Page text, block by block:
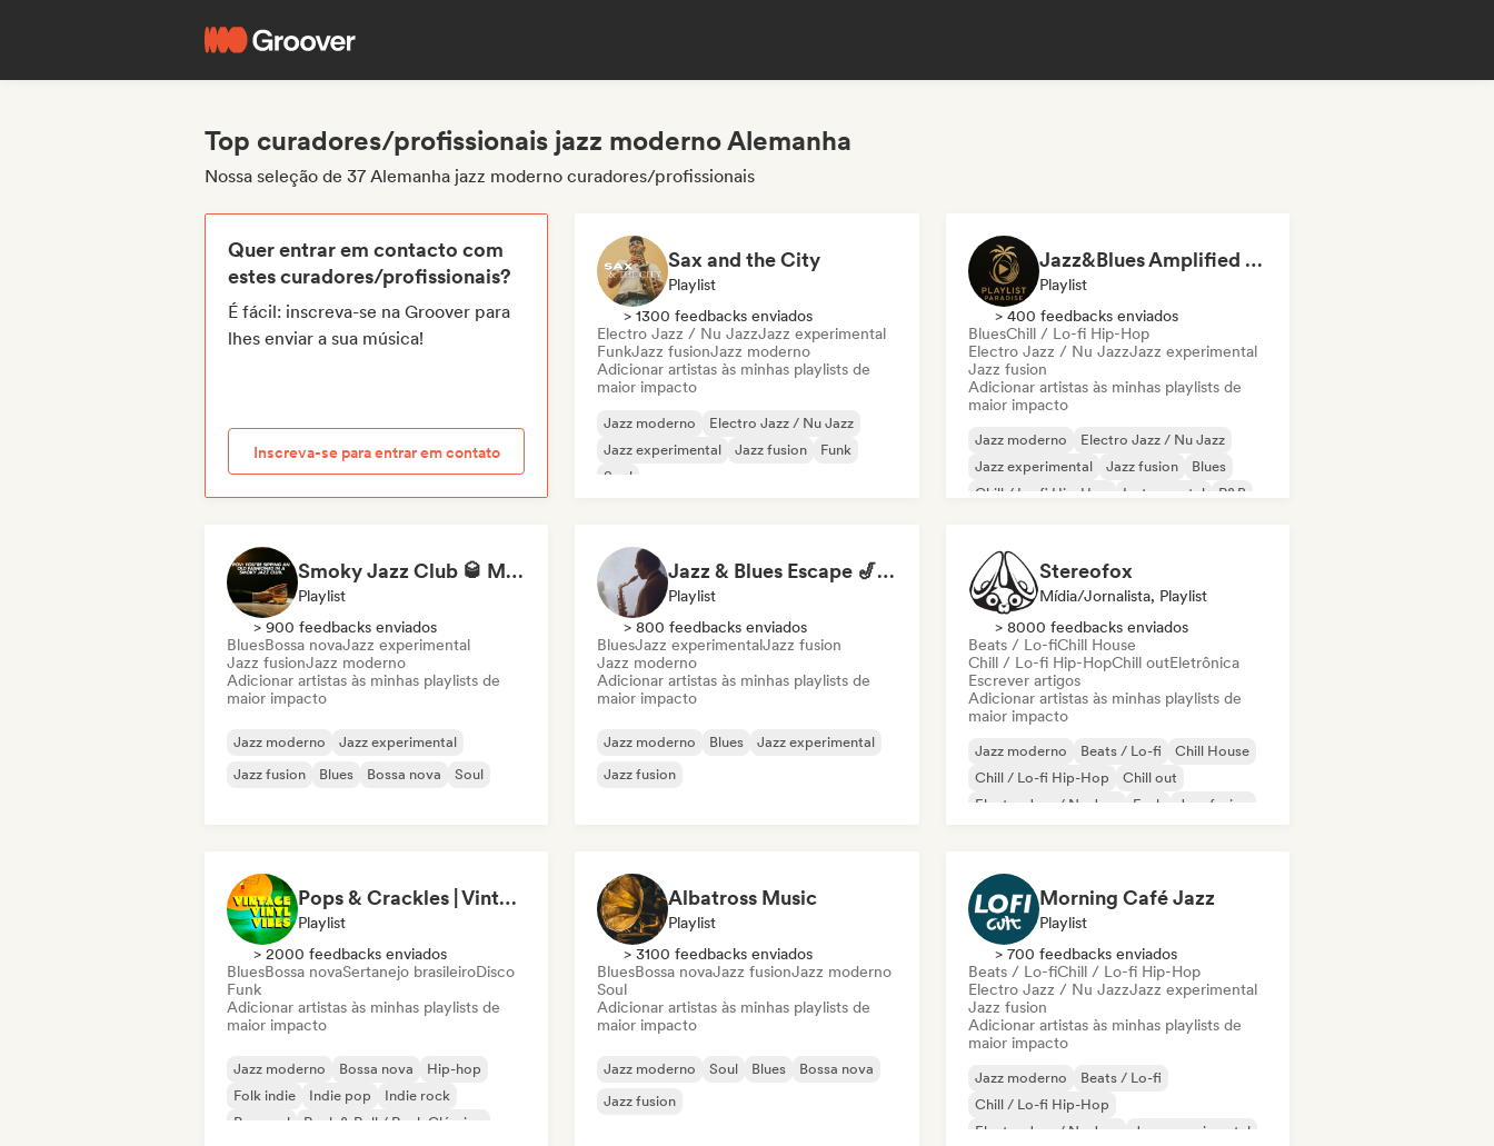
Top curadores/profissionais jazz moderno Alemanha
Nossa seleção de 37 Alemanha jazz moderno curadores/profissionais
Quer entrar em contacto com
estes curadores/profissionais?
É fácil: inscreva-se na Groover para
lhes enviar a sua música!
Inscreva-se para entrar em contato
Sax and the City
Playlist
> 1300 feedbacks enviados
Electro Jazz / Nu JazzJazz experimental
FunkJazz fusionJazz moderno
Adicionar artistas às minhas playlists de
maior impacto
Jazz moderno
Electro Jazz / Nu Jazz
Jazz experimental
Jazz fusion
Funk
Soul
Jazz&Blues Amplified by Playlist Paradise
Playlist
> 400 feedbacks enviados
BluesChill / Lo-fi Hip-Hop
Electro Jazz / Nu JazzJazz experimental
Jazz fusion
Adicionar artistas às minhas playlists de
maior impacto
Jazz moderno
Electro Jazz / Nu Jazz
Jazz experimental
Jazz fusion
Blues
Chill / Lo-fi Hip-Hop
Instrumental R&B
Smoky Jazz Club 🥃 Modern Jazz & Jazz Fusion to Sip an Old Fashioned to
Playlist
> 900 feedbacks enviados
BluesBossa novaJazz experimental
Jazz fusionJazz moderno
Adicionar artistas às minhas playlists de
maior impacto
Jazz moderno
Jazz experimental
Jazz fusion
Blues Bossa nova Soul
Jazz & Blues Escape 🎷 Vocal Jazz, Soul Blues & Classic Standards
Playlist
> 800 feedbacks enviados
BluesJazz experimentalJazz fusion
Jazz moderno
Adicionar artistas às minhas playlists de
maior impacto
Jazz moderno Blues
Jazz experimental
Jazz fusion
Stereofox
Mídia/Jornalista, Playlist
> 8000 feedbacks enviados
Beats / Lo-fiChill House
Chill / Lo-fi Hip-HopChill outEletrônica
Escrever artigos
Adicionar artistas às minhas playlists de
maior impacto
Jazz moderno Beats / Lo-fi
Chill House
Chill / Lo-fi Hip-Hop
Chill out
Electro Jazz / Nu Jazz
Funk Jazz fusion
Pops & Crackles | Vintage Vinyl Vibes
Playlist
> 2000 feedbacks enviados
BluesBossa novaSertanejo brasileiroDisco
Funk
Adicionar artistas às minhas playlists de
maior impacto
Jazz moderno Bossa nova
Hip-hop
Folk indie
Indie pop
Indie rock
Pop soul
Rock & Roll / Rock Clássico
Albatross Music
Playlist
> 3100 feedbacks enviados
BluesBossa novaJazz fusionJazz moderno
Soul
Adicionar artistas às minhas playlists de
maior impacto
Jazz moderno Soul Blues
Bossa nova
Jazz fusion
Morning Café Jazz
Playlist
> 700 feedbacks enviados
Beats / Lo-fiChill / Lo-fi Hip-Hop
Electro Jazz / Nu JazzJazz experimental
Jazz fusion
Adicionar artistas às minhas playlists de
maior impacto
Jazz moderno
Beats / Lo-fi
Chill / Lo-fi Hip-Hop
Electro Jazz / Nu Jazz
Jazz experimental